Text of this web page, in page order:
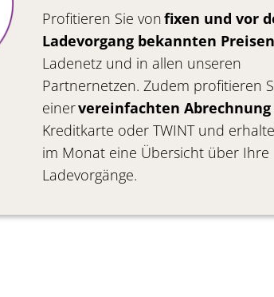
Profitieren Sie vonfixen und vor
Ladevorgang bekannten Preisen
Ladenetz und in allen unseren
Partnernetzen. Zudem profitieren
einervereinfachten Abrechnung
Kreditkarte oder TWINT und
im Monat eine Übersicht über Ihre
Ladevorgänge.